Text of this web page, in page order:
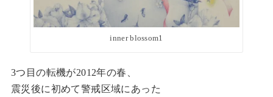
inner blossom1
3つ目の転機が2012年の春、
震災後に初めて警戒区域にあった